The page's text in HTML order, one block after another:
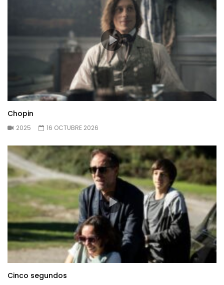
Chopin
2025 16 OCTUBRE 2026
Cinco segundos